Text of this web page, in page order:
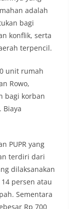
adalah
bagi
konflik, serta
terpencil.
unit rumah
Rowo,
bagi korban
Biaya
PUPR yang
terdiri dari
dilaksanakan
persen atau
Sementara
Rp 700